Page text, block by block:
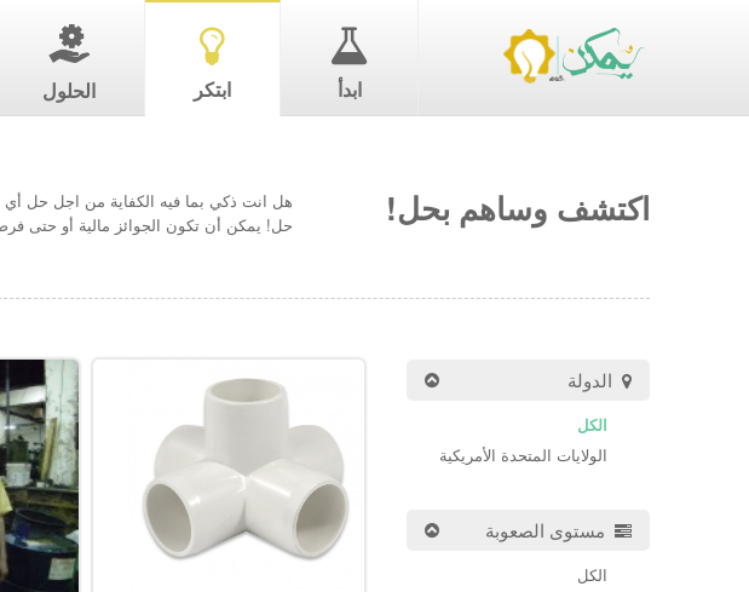
ابدأ ابتكر الحلول
اكتشف وساهم بحل!
هل انت ذكي بما فيه الكفاية من اجل حل أي
حل! يمكن أن تكون الجوائز مالية أو حتى
الدولة
الكل
الولايات المتحدة الأمريكية
مستوى الصعوبة
الكل